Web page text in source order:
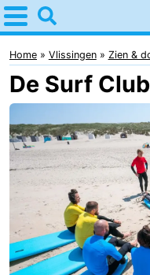
Home
Vlissingen
Tips
Voor
kinderen
Overnachten
Appartementen
-
Martina
Bed
Home Vlissingen Zien &
De Surf Club